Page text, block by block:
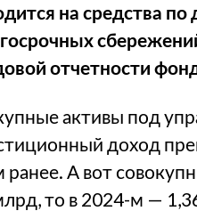
на средства
отчетности
активы под
доход
ранее. А вот
то в 2024-м —